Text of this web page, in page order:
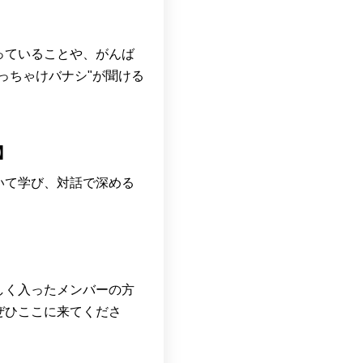
いることや、がんば
ちゃけバナシ"が聞ける
学び、対話で深める
入ったメンバーの方
ここに来てくださ